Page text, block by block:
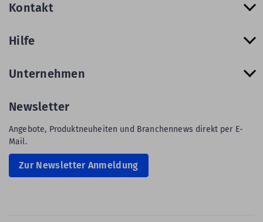
Kontakt
Hilfe
Unternehmen
Newsletter
Angebote, Produktneuheiten und Branchennews direkt per E-
Mail.
Zur Newsletter Anmeldung